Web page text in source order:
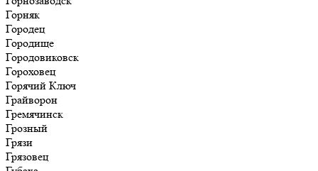
Горняк
Городец
Городище
Городовиковск
Гороховец
Горячий Ключ
Грайворон
Гремячинск
Грозный
Грязи
Грязовец